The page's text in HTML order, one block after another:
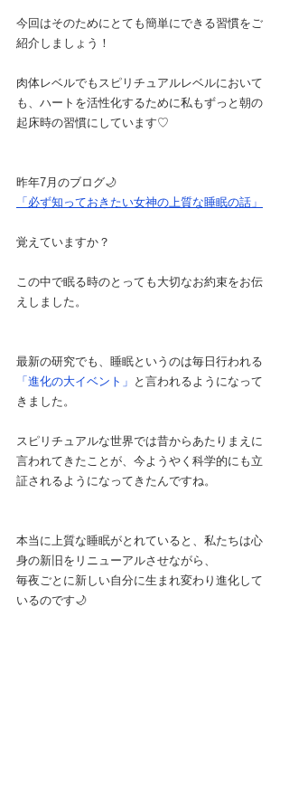
今回はそのためにとても簡単にできる習慣をご
紹介しましょう！
肉体レベルでもスピリチュアルレベルにおいて
も、ハートを活性化するために私もずっと朝の
起床時の習慣にしています♡
昨年7月のブログ🌙
「必ず知っておきたい女神の上質な睡眠の話」
覚えていますか？
この中で眠る時のとっても大切なお約束をお伝
えしました。
最新の研究でも、睡眠というのは毎日行われる
「進化の大イベント」 と言われるようになって
きました。
スピリチュアルな世界では昔からあたりまえに
言われてきたことが、今ようやく科学的にも立
証されるようになってきたんですね。
本当に上質な睡眠がとれていると、私たちは心
身の新旧をリニューアルさせながら、
毎夜ごとに新しい自分に生まれ変わり進化して
いるのです🌙